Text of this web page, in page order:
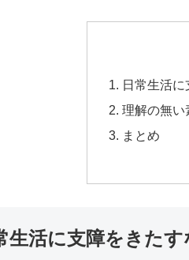
日常生活に
理解の無い
まとめ
生活に支障をきた